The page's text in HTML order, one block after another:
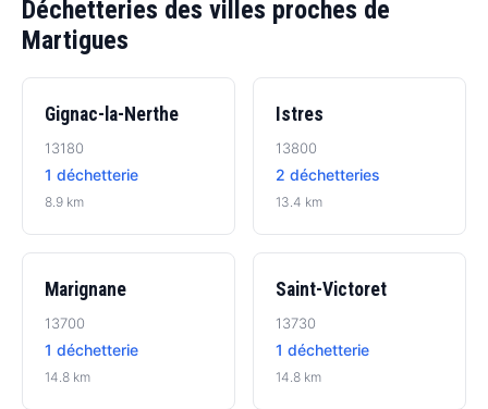
Déchetteries des villes proches de
Martigues
Gignac-la-Nerthe
13180
1 déchetterie
8.9 km
Istres
13800
2 déchetteries
13.4 km
Marignane
13700
1 déchetterie
14.8 km
Saint-Victoret
13730
1 déchetterie
14.8 km